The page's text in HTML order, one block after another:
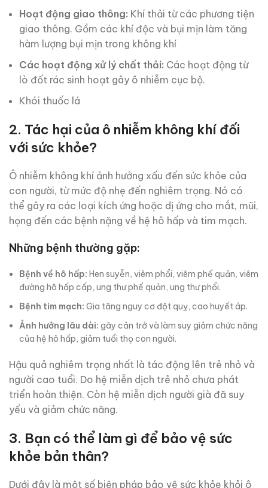
Hoạt động giao thông: Khí thải từ các phương tiện
giao thông. Gồm các khí độc và bụi mịn làm tăng
hàm lượng bụi mịn trong không khí
Các hoạt động xử lý chất thải: Các hoạt động từ
lò đốt rác sinh hoạt gây ô nhiễm cục bộ.
Khói thuốc lá
2. Tác hại của ô nhiễm không khí đối
với sức khỏe?
Ô nhiễm không khí ảnh hưởng xấu đến sức khỏe của
con người, từ mức độ nhẹ đến nghiêm trọng. Nó có
thể gây ra các loại kích ứng hoặc dị ứng cho mắt, mũi,
họng đến các bệnh nặng về hệ hô hấp và tim mạch.
Những bệnh thường gặp:
Bệnh về hô hấp: Hen suyễn, viêm phổi, viêm phế quản, viêm
đường hô hấp cấp, ung thư phế quản, ung thư phổi.
Bệnh tim mạch: Gia tăng nguy cơ đột quỵ, cao huyết áp.
Ảnh hưởng lâu dài: gây cản trở và làm suy giảm chức năng
của hệ hô hấp, giảm tuổi thọ con người.
Hậu quả nghiêm trọng nhất là tác động lên trẻ nhỏ và
người cao tuổi. Do hệ miễn dịch trẻ nhỏ chưa phát
triển hoàn thiện. Còn hệ miễn dịch người già đã suy
yếu và giảm chức năng.
3. Bạn có thể làm gì để bảo vệ sức
khỏe bản thân?
Dưới đây là một số biện pháp bảo vệ sức khỏe khỏi ô